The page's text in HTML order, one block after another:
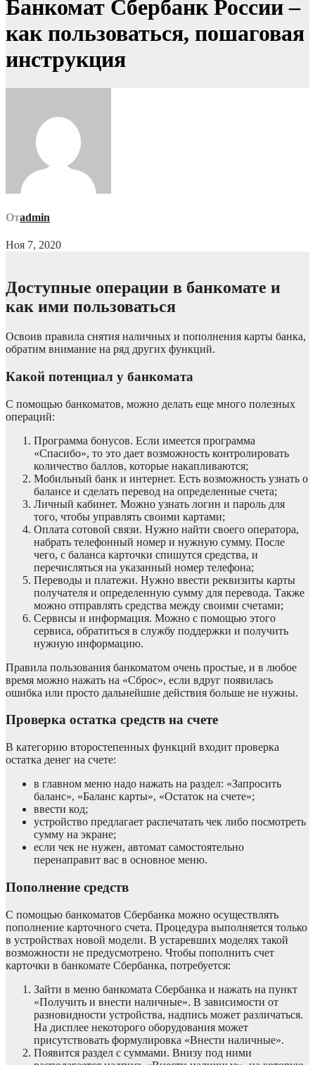
Банкомат Сбербанк России –
как пользоваться, пошаговая
инструкция
Отadmin
Ноя 7, 2020
Доступные операции в банкомате и
как ими пользоваться
Освоив правила снятия наличных и пополнения карты банка,
обратим внимание на ряд других функций.
Какой потенциал у банкомата
С помощью банкоматов, можно делать еще много полезных
операций:
Программа бонусов. Если имеется программа
«Спасибо», то это дает возможность контролировать
количество баллов, которые накапливаются;
Мобильный банк и интернет. Есть возможность узнать о
балансе и сделать перевод на определенные счета;
Личный кабинет. Можно узнать логин и пароль для
того, чтобы управлять своими картами;
Оплата сотовой связи. Нужно найти своего оператора,
набрать телефонный номер и нужную сумму. После
чего, с баланса карточки спишутся средства, и
перечисляться на указанный номер телефона;
Переводы и платежи. Нужно ввести реквизиты карты
получателя и определенную сумму для перевода. Также
можно отправлять средства между своими счетами;
Сервисы и информация. Можно с помощью этого
сервиса, обратиться в службу поддержки и получить
нужную информацию.
Правила пользования банкоматом очень простые, и в любое
время можно нажать на «Сброс», если вдруг появилась
ошибка или просто дальнейшие действия больше не нужны.
Проверка остатка средств на счете
В категорию второстепенных функций входит проверка
остатка денег на счете:
в главном меню надо нажать на раздел: «Запросить
баланс», «Баланс карты», «Остаток на счете»;
ввести код;
устройство предлагает распечатать чек либо посмотреть
сумму на экране;
если чек не нужен, автомат самостоятельно
перенаправит вас в основное меню.
Пополнение средств
С помощью банкоматов Сбербанка можно осуществлять
пополнение карточного счета. Процедура выполняется только
в устройствах новой модели. В устаревших моделях такой
возможности не предусмотрено. Чтобы пополнить счет
карточки в банкомате Сбербанка, потребуется:
Зайти в меню банкомата Сбербанка и нажать на пункт
«Получить и внести наличные». В зависимости от
разновидности устройства, надпись может различаться.
На дисплее некоторого оборудования может
присутствовать формулировка «Внести наличные».
Появится раздел с суммами. Внизу под ними